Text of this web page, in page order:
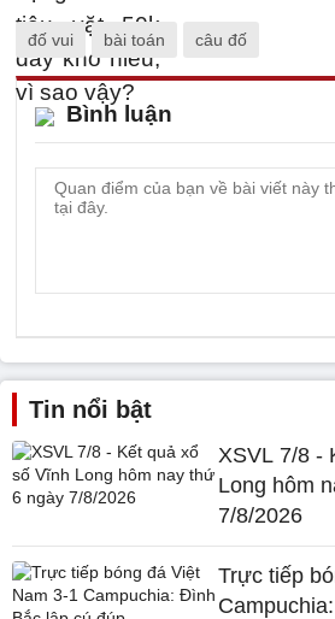
đố vui bài toán câu đố
Bình luận
Tin nổi bật
XSVL 7/8 -
Long hôm
7/8/2026
Trực tiếp